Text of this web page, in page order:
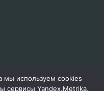
мы используем cookies
сервисы Yandex.Metrika,